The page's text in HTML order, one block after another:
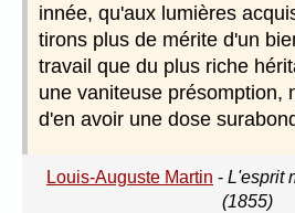
innée, qu'aux lumières
tirons plus de mérite d'un
travail que du plus riche
une vaniteuse présomption,
d'en avoir une dose
Louis-Auguste Martin - L'esprit
(1855)